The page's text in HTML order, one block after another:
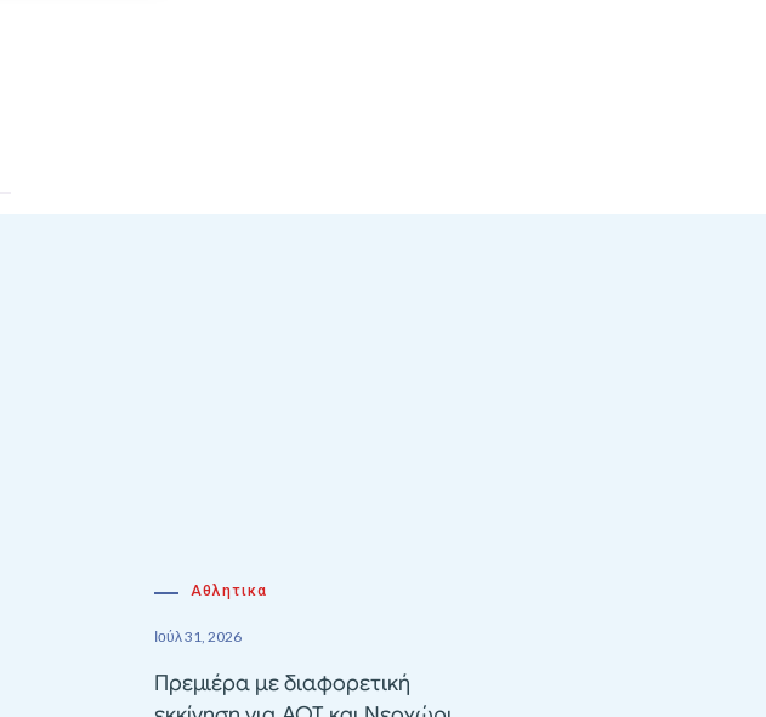
Αθλητικα
Ιούλ 31, 2026
Πρεμιέρα με διαφορετική